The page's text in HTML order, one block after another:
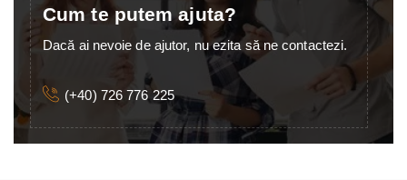
Cum te putem ajuta?
Dacă ai nevoie de ajutor, nu ezita să ne contactezi.
(+40) 726 776 225